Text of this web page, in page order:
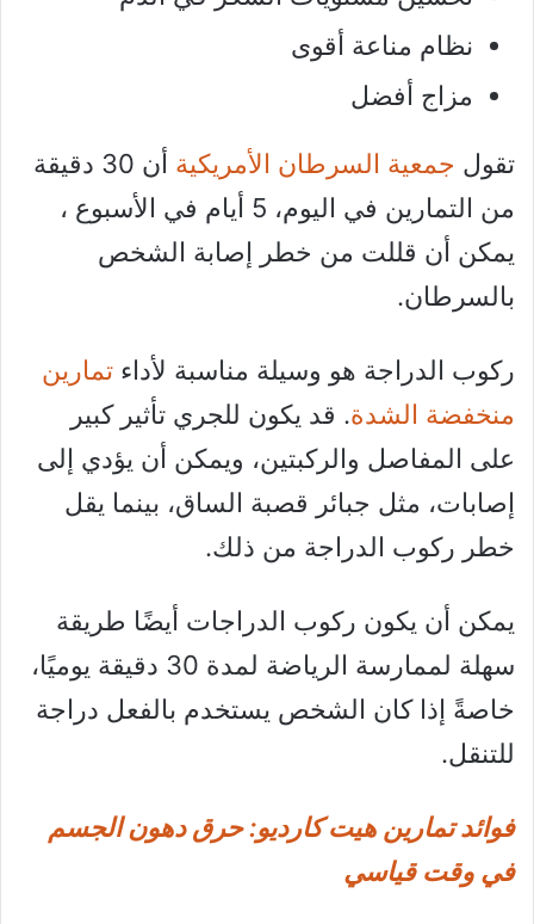
نظام مناعة أقوى
مزاج أفضل
تقول جمعية السرطان الأمريكية
أن 30 دقيقة
من التمارين في اليوم، 5 أيام في الأسبوع ،
يمكن أن قللت من خطر إصابة الشخص
بالسرطان.
ركوب الدراجة هو وسيلة مناسبة لأداء تمارين
منخفضة الشدة. قد يكون للجري تأثير كبير
على المفاصل والركبتين، ويمكن أن يؤدي إلى
إصابات، مثل جبائر قصبة الساق، بينما يقل
خطر ركوب الدراجة من ذلك.
يمكن أن يكون ركوب الدراجات أيضًا طريقة
سهلة لممارسة الرياضة لمدة 30 دقيقة يوميًا،
خاصةً إذا كان الشخص يستخدم بالفعل دراجة
للتنقل.
فوائد تمارين هيت كارديو: حرق دهون الجسم
في وقت قياسي